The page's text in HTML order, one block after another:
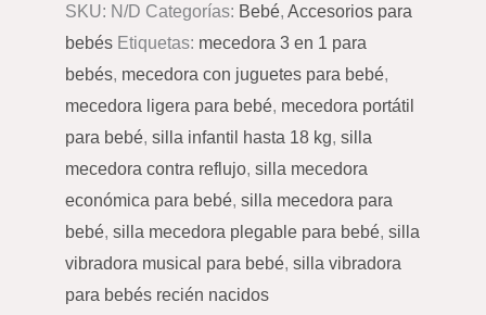
SKU: N/D Categorías: Bebé, Accesorios para
bebés Etiquetas: mecedora 3 en 1 para
bebés, mecedora con juguetes para bebé,
mecedora ligera para bebé, mecedora portátil
para bebé, silla infantil hasta 18 kg, silla
mecedora contra reflujo, silla mecedora
económica para bebé, silla mecedora para
bebé, silla mecedora plegable para bebé, silla
vibradora musical para bebé, silla vibradora
para bebés recién nacidos